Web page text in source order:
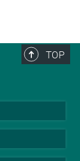
TOP